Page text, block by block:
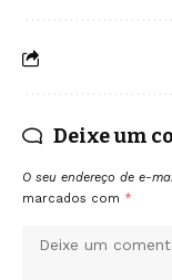
Deixe um
O seu endereço de e-
marcados com *